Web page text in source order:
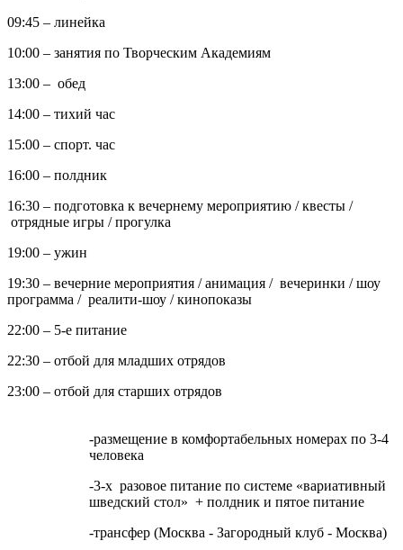
09:45 – линейка
10:00 – занятия по Творческим Академиям
13:00 – обед
14:00 – тихий час
15:00 – спорт. час
16:00 – полдник
16:30 – подготовка к вечернему мероприятию / квесты /
отрядные игры / прогулка
19:00 – ужин
19:30 – вечерние мероприятия / анимация / вечеринки / шоу
программа / реалити-шоу / кинопоказы
22:00 – 5-е питание
22:30 – отбой для младших отрядов
23:00 – отбой для старших отрядов
-размещение в комфортабельных номерах по 3-4
человека
-3-х разовое питание по системе «вариативный
шведский стол» + полдник и пятое питание
-трансфер (Москва - Загородный клуб - Москва)